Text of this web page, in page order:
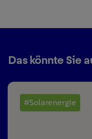
Das könnte Sie
#Solarenergie